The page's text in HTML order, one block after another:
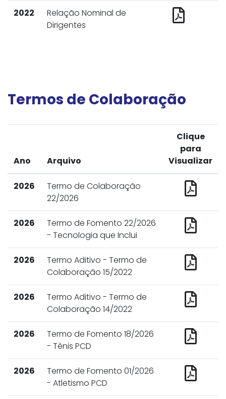
2022
Relação Nominal de
Dirigentes
Termos de Colaboração
Ano Arquivo
Clique
para
Visualizar
2026
Termo de Colaboração
22/2026
2026
Termo de Fomento 22/2026
- Tecnologia que Inclui
2026
Termo Aditivo - Termo de
Colaboração 15/2022
2026
Termo Aditivo - Termo de
Colaboração 14/2022
2026
Termo de Fomento 18/2026
- Tênis PCD
2026
Termo de Fomento 01/2026
- Atletismo PCD